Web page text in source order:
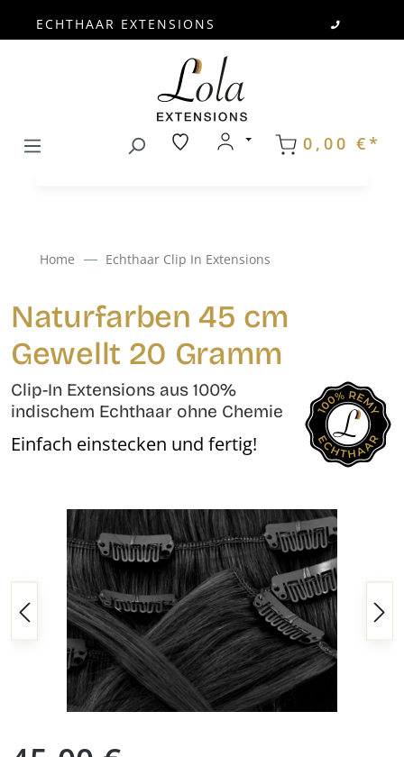
ECHTHAAR EXTENSIONS
0,00 €*
Home Echthaar Clip In Extensions
Naturfarben 45 cm
Gewellt 20 Gramm
Clip-In Extensions aus 100%
indischem Echthaar ohne Chemie
Einfach einstecken und fertig!
Bildergalerie überspringen